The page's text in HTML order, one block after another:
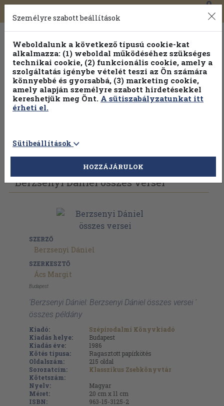
Toggle
navigation
0
Válogasson több mint 30 000 kötet közül
Hobbi témakörökben20% kedvezménnyel!
Vissza az előző oldalra Válasszon példányt
Berzsenyi Dániel összes versei
SZERZŐ
Berzsenyi Dániel
SZERKESZTŐ
Ács Margit
Budapest
'Berzsenyi Dániel: Berzsenyi Dániel összes versei '
összes példány
Kiadó:
Szépirodalmi Könyvkiadó
Kiadás helye:
Budapest
Kiadás éve:
1986
Kötés típusa:
Ragasztott papírkötés
Oldalszám:
215 oldal
Sorozatcím:
Klasszikus Zsebkönyvtár
Kötetszám:
Nyelv:
Magyar
Méret:
20 cm x 11 cm
ISBN:
963-15-3125-2
Személyre szabott beállítások
Weboldalunk a következő típusú cookie-kat
alkalmazza: (1) weboldal működéséhez szükséges
technikai cookie, (2) funkcionális cookie, amely a
szolgáltatás igénybe vételét teszi az Ön számára
könnyebbé és gyorsabbá, (3) marketing cookie,
amely alapján személyre szabott hirdetésekkel
kereshetjük meg Önt. A sütiszabályzatunkat itt
érheti el.
Sütibeállítások
HOZZÁJÁRULOK